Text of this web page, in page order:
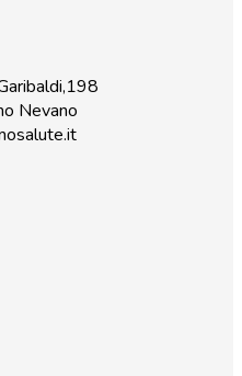
Nevano